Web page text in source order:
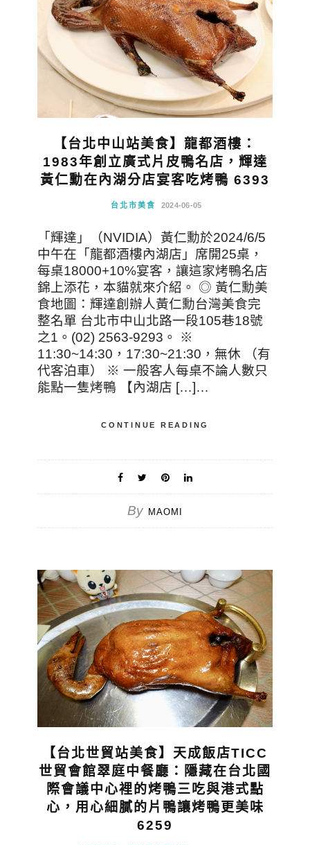
【台北中山站美食】龍都酒樓：
1983年創立廣式片皮鴨名店，輝達
黃仁勳在內湖分店宴客吃烤鴨 6393
台北市美食 2024-06-05
「輝達」（NVIDIA）黃仁勳於2024/6/5
中午在「龍都酒樓內湖店」席開25桌，
每桌18000+10%宴客，讓這家烤鴨名店
錦上添花，本貓就來介紹。 ◎ 黃仁勳美
食地圖：輝達創辦人黃仁勳台灣美食完
整名單 台北市中山北路一段105巷18號
之1。(02) 2563-9293。 ※
11:30~14:30，17:30~21:30，無休 （有
代客泊車） ※ 一般客人每桌不論人數只
能點一隻烤鴨 【內湖店 […]…
CONTINUE READING
By MAOMI
【台北世貿站美食】天成飯店TICC
世貿會館翠庭中餐廳：隱藏在台北國
際會議中心裡的烤鴨三吃與港式點
心，用心細膩的片鴨讓烤鴨更美味
6259